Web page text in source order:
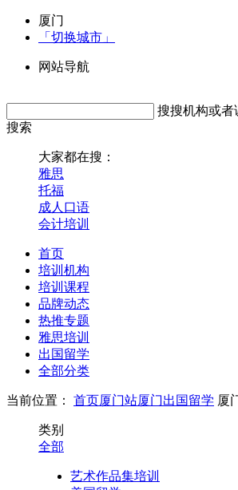
厦门
「切换城市」
网站导航
搜搜机构或者
搜索
大家都在搜：
雅思
托福
成人口语
会计培训
首页
培训机构
培训课程
品牌动态
热推专题
雅思培训
出国留学
全部分类
当前位置： 首页厦门站厦门出国留学 厦
类别
全部
艺术作品集培训